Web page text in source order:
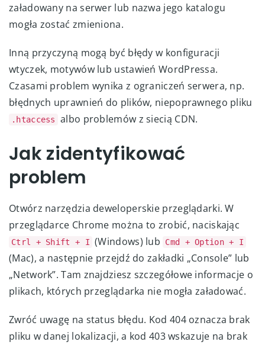
załadowany na serwer lub nazwa jego katalogu
mogła zostać zmieniona.
Inną przyczyną mogą być błędy w konfiguracji
wtyczek, motywów lub ustawień WordPressa.
Czasami problem wynika z ograniczeń serwera, np.
błędnych uprawnień do plików, niepoprawnego pliku
.htaccess albo problemów z siecią CDN.
Jak zidentyfikować
problem
Otwórz narzędzia deweloperskie przeglądarki. W
przeglądarce Chrome można to zrobić, naciskając
Ctrl + Shift + I (Windows) lub Cmd + Option + I
(Mac), a następnie przejdź do zakładki „Console” lub
„Network”. Tam znajdziesz szczegółowe informacje o
plikach, których przeglądarka nie mogła załadować.
Zwróć uwagę na status błędu. Kod 404 oznacza brak
pliku w danej lokalizacji, a kod 403 wskazuje na brak